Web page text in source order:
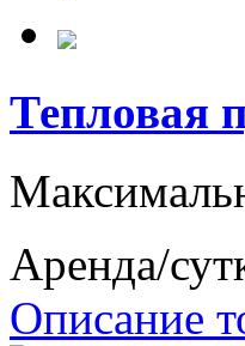
Тепловая
Аренда/
Описание